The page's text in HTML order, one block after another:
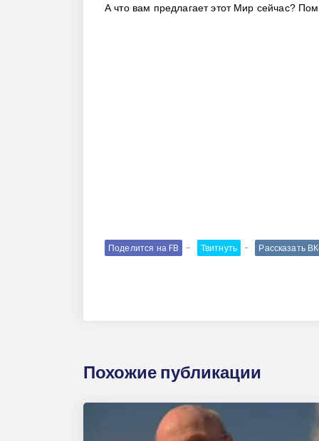
А что вам предлагает этот Мир сейчас?
Поделится на FB Твитнуть Рассказать
Похожие публикации